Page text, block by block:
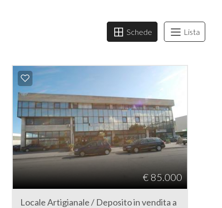
Schede Lista
€ 85.000
Locale Artigianale / Deposito in vendita a